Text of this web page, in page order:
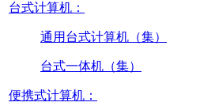
台式计算机：
通用台式计算机（集）
台式一体机（集）
便携式计算机：